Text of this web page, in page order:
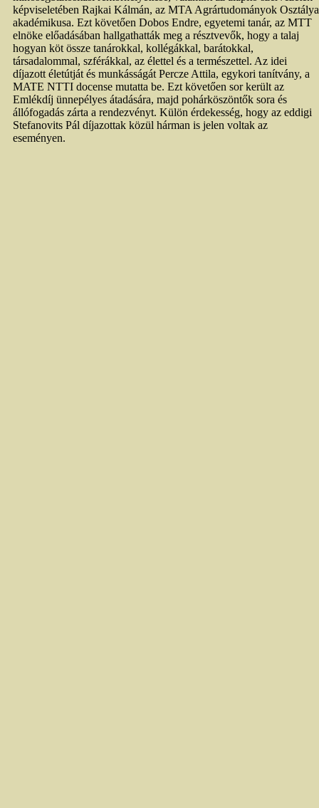
képviseletében Rajkai Kálmán, az MTA Agrártudományok Osztálya
akadémikusa. Ezt követően Dobos Endre, egyetemi tanár, az MTT
elnöke előadásában hallgathatták meg a résztvevők, hogy a talaj
hogyan köt össze tanárokkal, kollégákkal, barátokkal,
társadalommal, szférákkal, az élettel és a természettel. Az idei
díjazott életútját és munkásságát Percze Attila, egykori tanítvány, a
MATE NTTI docense mutatta be. Ezt követően sor került az
Emlékdíj ünnepélyes átadására, majd pohárköszöntők sora és
állófogadás zárta a rendezvényt. Külön érdekesség, hogy az eddigi
Stefanovits Pál díjazottak közül hárman is jelen voltak az
eseményen.